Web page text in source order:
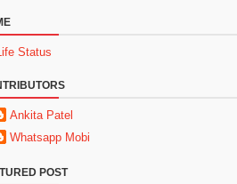
Life Status
Ankita Patel
Whatsapp Mobi
POST